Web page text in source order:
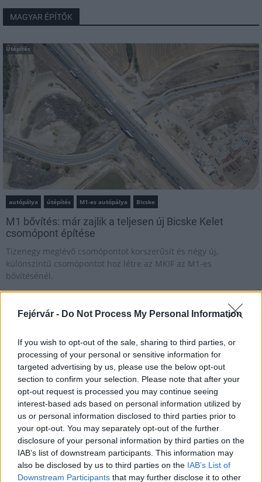
Fejérvár - Do Not Process My Personal Information
If you wish to opt-out of the sale, sharing to third parties, or
processing of your personal or sensitive information for
targeted advertising by us, please use the below opt-out
section to confirm your selection. Please note that after your
opt-out request is processed you may continue seeing
interest-based ads based on personal information utilized by
us or personal information disclosed to third parties prior to
your opt-out. You may separately opt-out of the further
disclosure of your personal information by third parties on the
IAB’s list of downstream participants. This information may
also be disclosed by us to third parties on the IAB’s List of
Downstream Participants that may further disclose it to other
MAGYAR ÉPÍTŐK
Útépítés
autópálya útépítés M1-es autópálya Bicske
M1 bővítés: már zajlik a teljesen új Bicske Kelet
csomópont építése
Tizenegy meglévő csomópontot korszerűsít és négy új,
különszintű csomópontot hoz létre az MKIF az M1-es
bővítésénél.
Új gyalogosátkelők és jelzőlámpás
csomópont épül Angyalföldön
Másfélszeresére bővítik
Hódmezővásárhely jó hírű református
iskoláját
Látványos építési szakasz indult be a
Flórián téri felüljárón